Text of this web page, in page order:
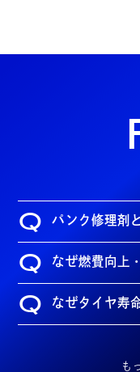
Q パンク修理剤
Q なぜ燃費向上
Q なぜタイヤ寿
も